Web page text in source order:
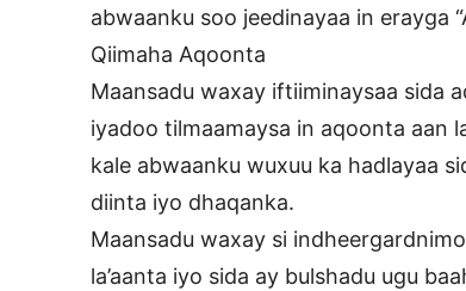
abwaanku soo jeedinayaa in erayga
Qiimaha Aqoonta
Maansadu waxay iftiiminaysaa sida
iyadoo tilmaamaysa in aqoonta aan
kale abwaanku wuxuu ka hadlayaa
diinta iyo dhaqanka.
Maansadu waxay si
la’aanta iyo sida ay bulshadu ugu